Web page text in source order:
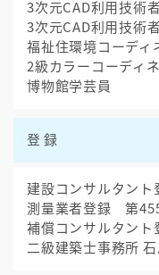
3次元CAD利用技術
3次元CAD利用技術
福祉住環境コーディ
2級カラーコーディ
博物館学芸員
登録
建設コンサルタン
測量業者登録 第
補償コンサルタン
二級建築士事務所